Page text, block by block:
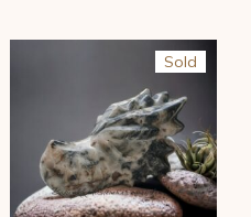
Sold